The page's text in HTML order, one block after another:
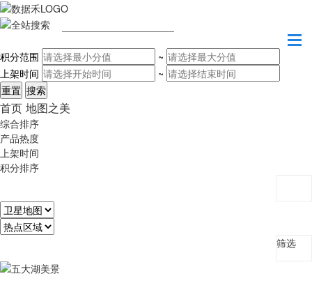
积分范围
~
上架时间
~
首页 地图之美
综合排序
产品热度
上架时间
积分排序
筛选